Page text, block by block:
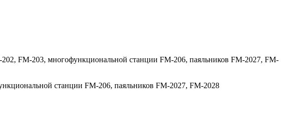
FM-203, многофункциональной станции FM-206, паяльников FM-2027, FM-
станции FM-206, паяльников FM-2027, FM-2028